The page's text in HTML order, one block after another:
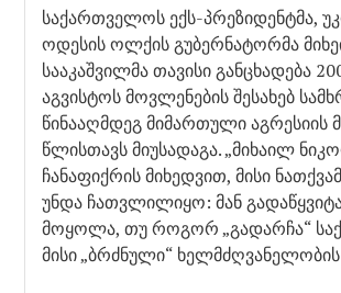
საქართველოს ექს-პრეზიდენტმა,
ოდესის ოლქის გუბერნატორმა
სააკაშვილმა თავისი განცხადება
აგვისტოს მოვლენების შესახებ
წინააღმდეგ მიმართული აგრესიის
წლისთავს მიუსადაგა. „მიხაილ
ჩანაფიქრის მიხედვით, მისი
უნდა ჩათვლილიყო: მან
მოყოლა, თუ როგორ „გადარჩა“
მისი „ბრძნული“